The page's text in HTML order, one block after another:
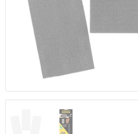
Anterior